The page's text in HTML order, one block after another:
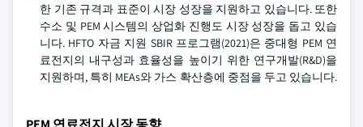
한 기존 규격과 표준이 시장 성장을 지원하고 있습니다. 또한
수소 및 PEM 시스템의 상업화 진행도 시장 성장을 돕고 있습
니다. HFTO 자금 지원 SBIR 프로그램(2021)은 중대형 PEM 연
료전지의 내구성과 효율성을 높이기 위한 연구개발(R&D)을
지원하며, 특히 MEAs와 가스 확산층에 중점을 두고 있습니다.